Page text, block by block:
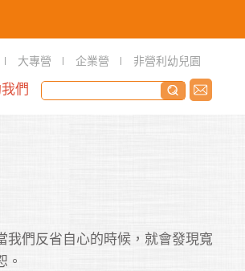
大專營 企業營 非營利幼兒園
們
我們反省自心的時候，就會發現寬
。